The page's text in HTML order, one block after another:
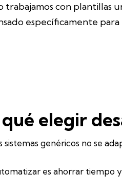
trabajamos con plantillas
específicamente para
qué elegir
sistemas genéricos no se
es ahorrar tiempo